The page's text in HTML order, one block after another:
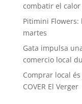
combatir el calor
Pitimini
martes
Gata impulsa
comercio local
Comprar local
COVER El Verger